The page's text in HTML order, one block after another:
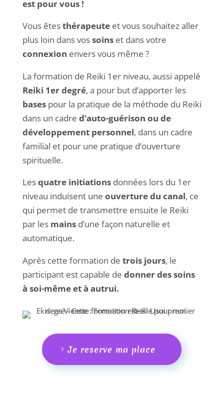
est pour vous !
Vous êtesthérapeuteet vous souhaitez aller
plus loin dans vossoinset dans votre
connexion envers vous même ?
La formation de Reiki 1er niveau, aussi appelé
Reiki 1er degré, a pour but d’apporter les
basespour la pratique de la méthode du Reiki
dans un cadre d’auto-guérison ou de
développement personnel, dans un cadre
familial et pour une pratique d’ouverture
spirituelle.
Lesquatre initiationsdonnées lors du 1er
niveau induisent une ouverture du canal, ce
qui permet de transmettre ensuite le Reiki
par les mainsd’une façon naturelle et
automatique.
Après cette formation de trois jours, le
participant est capable de donner des soins
à soi-même et à autrui.
Je reserve ma place